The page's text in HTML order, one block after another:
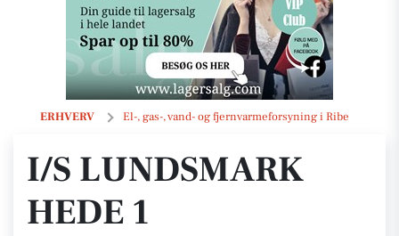
ERHVERV El-, gas-, vand- og fjernvarmeforsyning i Ribe
I/S Lundsmark Hede 1
I/S LUNDSMARK
HEDE 1